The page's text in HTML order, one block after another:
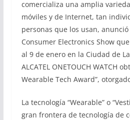
comercializa una amplia
móviles y de Internet, tan
personas que los usan,
Consumer Electronics Show
al 9 de enero en la Ciudad de
ALCATEL ONETOUCH WATCH
Wearable Tech Award”,
La tecnología “Wearable” o
gran frontera de tecnología de